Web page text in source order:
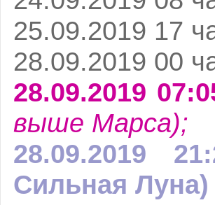
25.09.2019 17
28.09.2019 00
28.09.2019
выше Марса);
28.09.2019
Сильная Луна)